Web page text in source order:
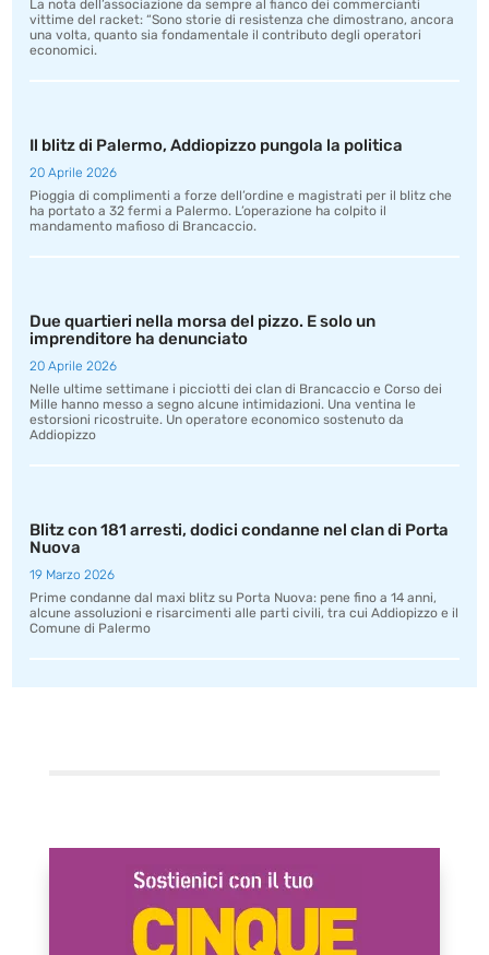
La nota dell’associazione da sempre al fianco dei commercianti
vittime del racket: “Sono storie di resistenza che dimostrano, ancora
una volta, quanto sia fondamentale il contributo degli operatori
economici.
Il blitz di Palermo, Addiopizzo pungola la politica
20 Aprile 2026
Pioggia di complimenti a forze dell’ordine e magistrati per il blitz che
ha portato a 32 fermi a Palermo. L’operazione ha colpito il
mandamento mafioso di Brancaccio.
Due quartieri nella morsa del pizzo. E solo un
imprenditore ha denunciato
20 Aprile 2026
Nelle ultime settimane i picciotti dei clan di Brancaccio e Corso dei
Mille hanno messo a segno alcune intimidazioni. Una ventina le
estorsioni ricostruite. Un operatore economico sostenuto da
Addiopizzo
Blitz con 181 arresti, dodici condanne nel clan di Porta
Nuova
19 Marzo 2026
Prime condanne dal maxi blitz su Porta Nuova: pene fino a 14 anni,
alcune assoluzioni e risarcimenti alle parti civili, tra cui Addiopizzo e il
Comune di Palermo